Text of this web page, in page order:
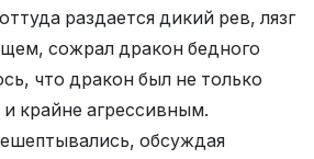
раздается дикий рев, лязг
сожрал дракон бедного
что дракон был не только
крайне агрессивным.
обсуждая